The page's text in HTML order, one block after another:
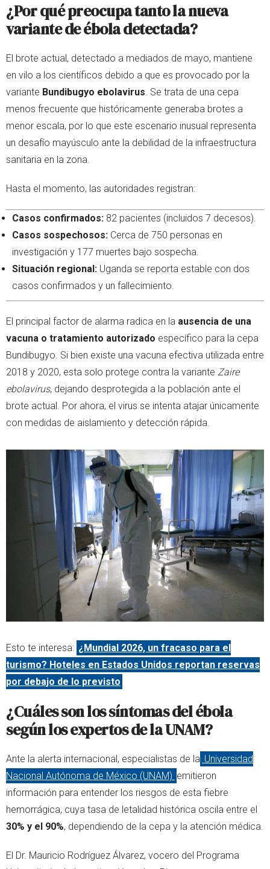
¿Por qué preocupa tanto la nueva
variante de ébola detectada?
El brote actual, detectado a mediados de mayo, mantiene
en vilo a los científicos debido a que es provocado por la
variante Bundibugyo ebolavirus. Se trata de una cepa
menos frecuente que históricamente generaba brotes a
menor escala, por lo que este escenario inusual representa
un desafío mayúsculo ante la debilidad de la infraestructura
sanitaria en la zona.
Hasta el momento, las autoridades registran:
Casos confirmados: 82 pacientes (incluidos 7 decesos).
Casos sospechosos: Cerca de 750 personas en
investigación y 177 muertes bajo sospecha.
Situación regional: Uganda se reporta estable con dos
casos confirmados y un fallecimiento.
El principal factor de alarma radica en la ausencia de una
vacuna o tratamiento autorizado específico para la cepa
Bundibugyo. Si bien existe una vacuna efectiva utilizada entre
2018 y 2020, esta solo protege contra la variante Zaire
ebolavirus, dejando desprotegida a la población ante el
brote actual. Por ahora, el virus se intenta atajar únicamente
con medidas de aislamiento y detección rápida.
Esto te interesa: ¿Mundial 2026, un fracaso para el
turismo? Hoteles en Estados Unidos reportan reservas
por debajo de lo previsto
¿Cuáles son los síntomas del ébola
según los expertos de la UNAM?
Ante la alerta internacional, especialistas de la Universidad
Nacional Autónoma de México (UNAM) emitieron
información para entender los riesgos de esta fiebre
hemorrágica, cuya tasa de letalidad histórica oscila entre el
30% y el 90%, dependiendo de la cepa y la atención médica.
El Dr. Mauricio Rodríguez Álvarez, vocero del Programa